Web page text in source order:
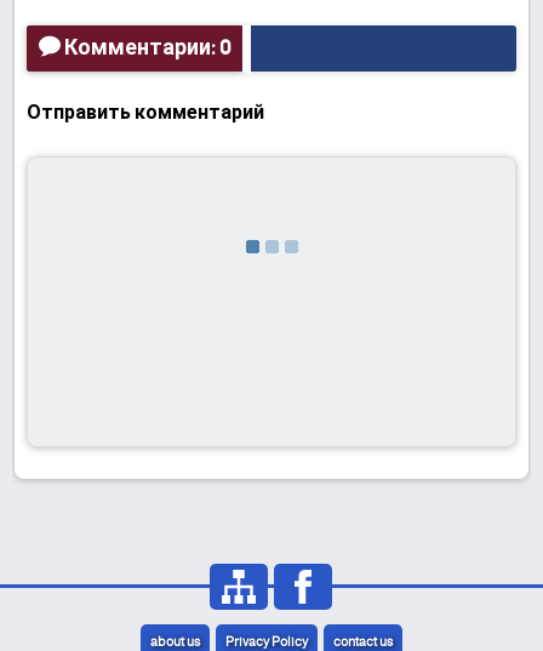
Комментарии: 0
Отправить комментарий
contact us
Privacy Policy
about us